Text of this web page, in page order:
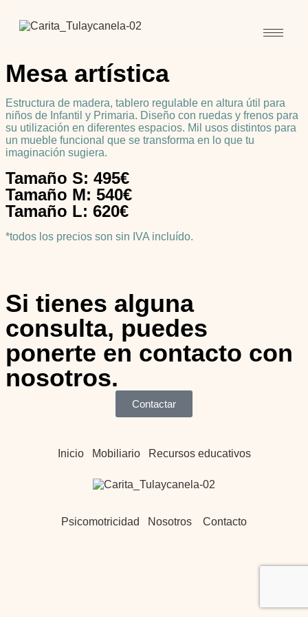
Mesa artística
Estructura de madera, tablero regulable en altura útil para
niños de Infantil y Primaria. Diseño con ruedas y frenos para
su utilización en diferentes espacios. Mil usos distintos para
un mueble funcional que se transforma en lo que tu
imaginación sugiera.
Tamaño S: 495€
Tamaño M: 540€
Tamaño L: 620€
*todos los precios son sin IVA incluído.
Si tienes alguna
consulta, puedes
ponerte en contacto con
nosotros.
Contactar
Inicio Mobiliario Recursos educativos
Psicomotricidad Nosotros Contacto